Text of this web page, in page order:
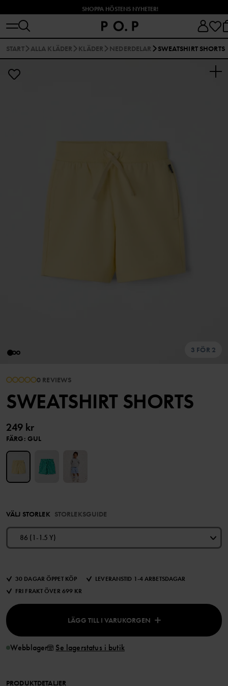
SHOPPA HÖSTENS NYHETER!
START ALLA KLÄDER KLÄDER NEDERDELAR SWEATSHIRT SHORTS
3 FÖR 2
0 REVIEWS
SWEATSHIRT SHORTS
249 kr
FÄRG: GUL
VÄLJ STORLEK STORLEKSGUIDE
86 (1-1.5 Y)
30 DAGAR ÖPPET KÖP
LEVERANSTID 1-4 ARBETSDAGAR
FRI FRAKT ÖVER 699 KR
LÄGG TILL I VARUKORGEN
Webblager Se lagerstatus i butik
PRODUKTDETALJER